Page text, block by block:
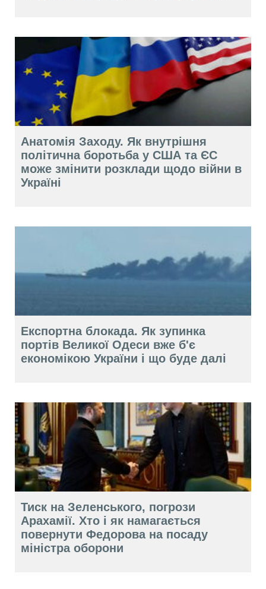
Анатомія Заходу. Як внутрішня
політична боротьба у США та ЄС
може змінити розклади щодо війни в
Україні
Експортна блокада. Як зупинка
портів Великої Одеси вже б'є
економікою України і що буде далі
Тиск на Зеленського, погрози
Арахамії. Хто і як намагається
повернути Федорова на посаду
міністра оборони